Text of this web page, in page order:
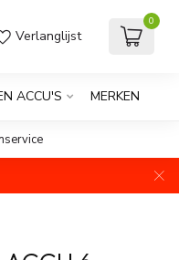
Verlanglijst
0
ACCU'S MERKEN